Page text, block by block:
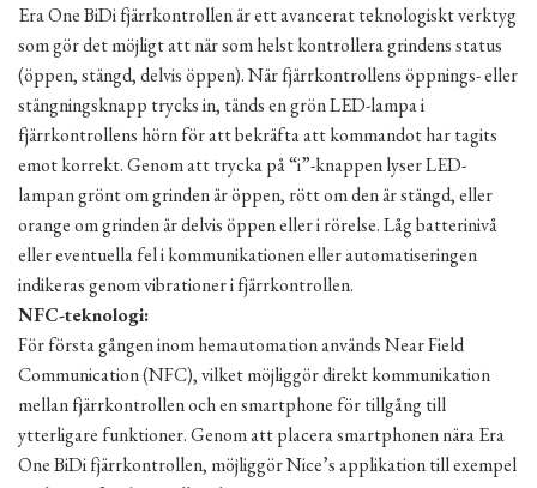
Era One BiDi fjärrkontrollen är ett avancerat teknologiskt verktyg
som gör det möjligt att när som helst kontrollera grindens status
(öppen, stängd, delvis öppen). När fjärrkontrollens öppnings- eller
stängningsknapp trycks in, tänds en grön LED-lampa i
fjärrkontrollens hörn för att bekräfta att kommandot har tagits
emot korrekt. Genom att trycka på “i”-knappen lyser LED-
lampan grönt om grinden är öppen, rött om den är stängd, eller
orange om grinden är delvis öppen eller i rörelse. Låg batterinivå
eller eventuella fel i kommunikationen eller automatiseringen
indikeras genom vibrationer i fjärrkontrollen.
NFC-teknologi:
För första gången inom hemautomation används Near Field
Communication (NFC), vilket möjliggör direkt kommunikation
mellan fjärrkontrollen och en smartphone för tillgång till
ytterligare funktioner. Genom att placera smartphonen nära Era
One BiDi fjärrkontrollen, möjliggör Nice’s applikation till exempel